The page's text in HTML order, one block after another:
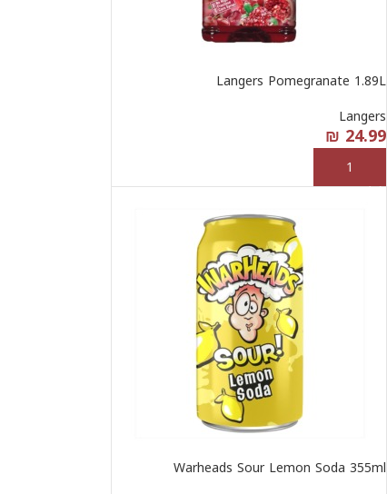
Langers Pomegranate 1.89L
Langers
₪ 24.99
إضافة إلى السلة
Warheads Sour Lemon Soda 355ml